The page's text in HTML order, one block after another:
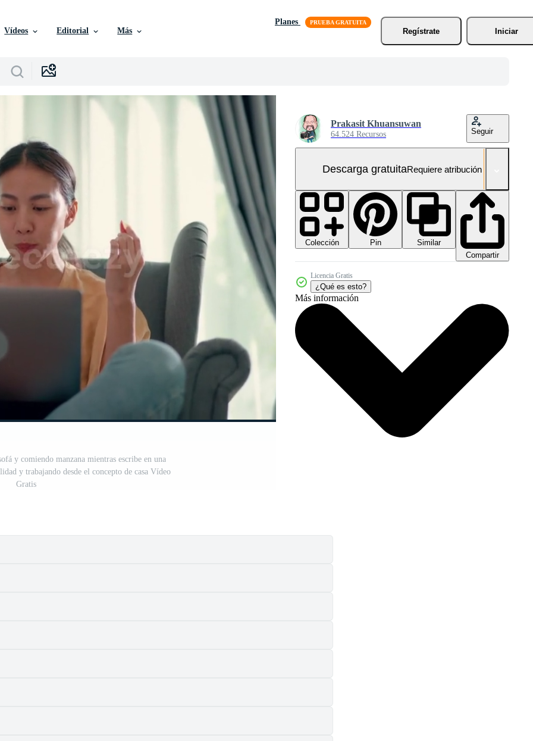
Vídeos Editorial Más
Planes
Regístrate
Iniciar
y comiendo manzana mientras escribe en una
y trabajando desde el concepto de casa Vídeo
Gratis
Prakasit Khuansuwan
64.524 Recursos Seguir
Descarga gratuitaRequiere atribución
Colección Pin
Similar
Compartir
Licencia Gratis
¿Qué es esto?
Más información